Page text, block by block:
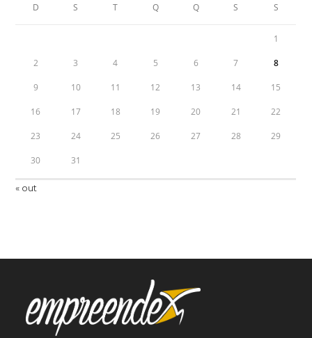
D S T Q Q S S
1
2 3 4 5 6 7 8
9 10 11 12 13 14 15
16 17 18 19 20 21 22
23 24 25 26 27 28 29
30 31
« out